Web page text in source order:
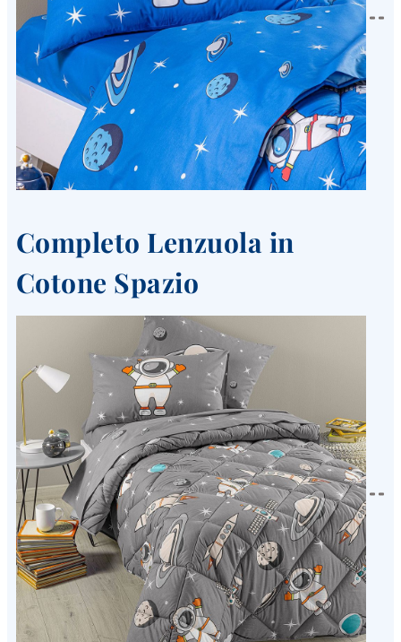
Completo Lenzuola in
Cotone Spazio